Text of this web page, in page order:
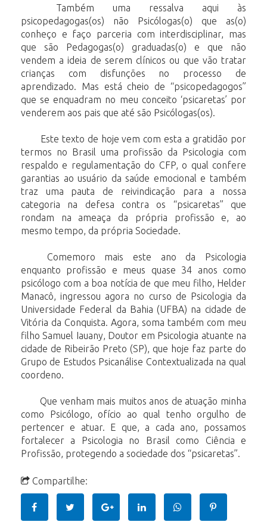
Também uma ressalva aqui
às
psicopedagogas(os)
não Psicólogas(o)
que as(o)
conheço e faço parceria com interdisciplinar, mas
que são Pedagogas(o) graduadas(o)
e que não
vendem a ideia de serem clínicos ou que vão tratar
crianças com disfunções
no processo de
aprendizado. Mas está cheio de “psicopedagogos”
que se enquadram no meu conceito ‘psicaretas’ por
venderem aos pais que até são Psicólogas(os).
Este texto de hoje vem com esta a gratidão por
termos no Brasil uma profissão da Psicologia com
respaldo e regulamentação do CFP, o qual confere
garantias ao usuário da saúde emocional e também
traz uma pauta de reivindicação para a nossa
categoria na defesa contra os “psicaretas” que
rondam na ameaça da própria profissão
e,
ao
mesmo tempo, da própria Sociedade.
Comemoro mais este ano da Psicologia
enquanto profissão e meus quase 34 anos como
psicólogo com a boa notícia de que meu filho, Helder
Manacô, ingressou agora no curso de Psicologia da
Universidade Federal da Bahia (UFBA) na cidade de
Vitória da Conquista. Agora, soma também com meu
filho Samuel Iauany, Doutor em Psicologia atuante na
cidade de Ribeirão Preto (SP), que hoje faz parte do
Grupo de Estudos Psicanálise Contextualizada na qual
coordeno.
Que venham mais muitos anos de atuação minha
como Psicólogo, ofício ao qual tenho orgulho de
pertencer e atuar. E que, a cada ano, possamos
fortalecer a Psicologia no
Brasil como Ciência
e
Profissão, protegendo a sociedade dos “psicaretas”.
Compartilhe: